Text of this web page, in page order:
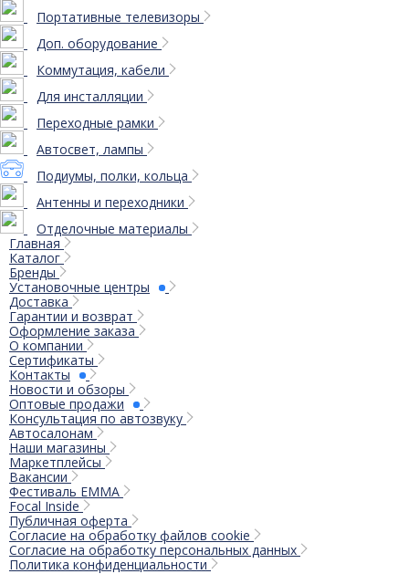
Портативные телевизоры
Доп. оборудование
Коммутация, кабели
Для инсталляции
Переходные рамки
Автосвет, лампы
Подиумы, полки, кольца
Антенны и переходники
Отделочные материалы
Главная
Каталог
Бренды
Установочные центры
Доставка
Гарантии и возврат
Оформление заказа
О компании
Сертификаты
Контакты
Новости и обзоры
Оптовые продажи
Консультация по автозвуку
Автосалонам
Наши магазины
Маркетплейсы
Вакансии
Фестиваль EMMA
Focal Inside
Публичная оферта
Согласие на обработку файлов cookie
Согласие на обработку персональных данных
Политика конфиденциальности